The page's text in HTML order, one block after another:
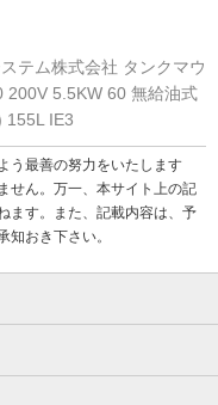
テム株式会社 タンクマウ
200V 5.5KW 60 無給油式
155L IE3
う最善の努力をいたします
せん。万一、本サイト上の記
ます。また、記載内容は、予
おき下さい。